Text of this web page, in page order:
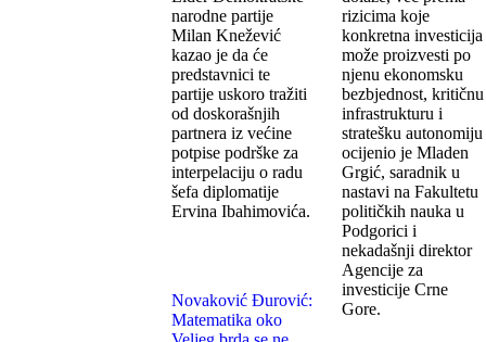
narodne partije
Milan Knežević
kazao je da će
predstavnici te
partije uskoro tražiti
od doskorašnjih
partnera iz većine
potpise podrške za
interpelaciju o radu
šefa diplomatije
Ervina Ibahimovića.
Novaković Đurović:
Matematika oko
rizicima koje
konkretna investicija
može proizvesti po
njenu ekonomsku
bezbjednost, kritičnu
infrastrukturu i
stratešku autonomiju
ocijenio je Mladen
Grgić, saradnik u
nastavi na Fakultetu
političkih nauka u
Podgorici i
nekadašnji direktor
Agencije za
investicije Crne
Gore.